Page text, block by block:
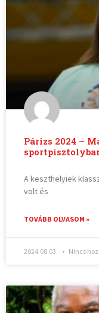
Párizs 2024 –
A keszthelyiek
volt és
TOVÁBB OLVASOM »
2024.08.03. Nincs